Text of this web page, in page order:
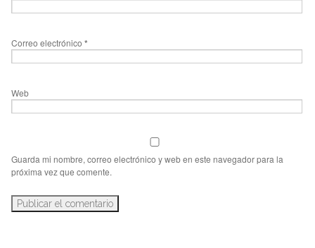
Correo electrónico *
Web
Guarda mi nombre, correo electrónico y web en este navegador para la
próxima vez que comente.